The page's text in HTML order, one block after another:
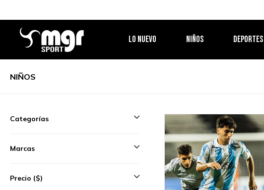
LO NUEVO NIÑOS DEPORTES
NIÑOS
Categorías
Marcas
Precio ($)